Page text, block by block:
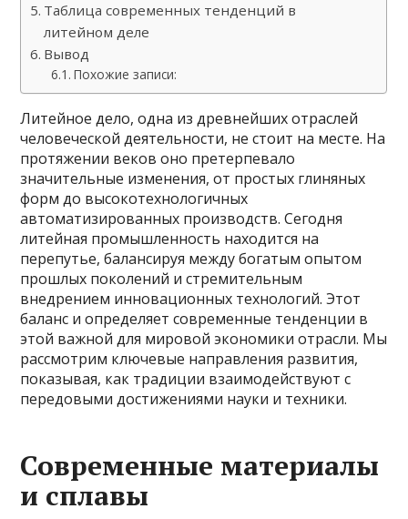
Таблица современных тенденций в
литейном деле
Вывод
Похожие записи:
Литейное дело, одна из древнейших отраслей
человеческой деятельности, не стоит на месте. На
протяжении веков оно претерпевало
значительные изменения, от простых глиняных
форм до высокотехнологичных
автоматизированных производств. Сегодня
литейная промышленность находится на
перепутье, балансируя между богатым опытом
прошлых поколений и стремительным
внедрением инновационных технологий. Этот
баланс и определяет современные тенденции в
этой важной для мировой экономики отрасли. Мы
рассмотрим ключевые направления развития,
показывая, как традиции взаимодействуют с
передовыми достижениями науки и техники.
Современные материалы
и сплавы